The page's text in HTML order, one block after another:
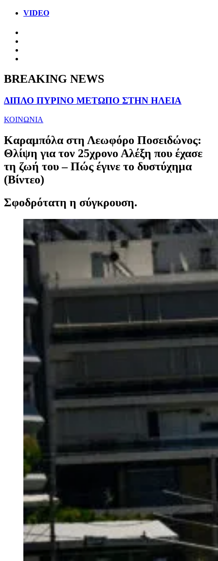
VIDEO
BREAKING NEWS
ΔΙΠΛΟ ΠΥΡΙΝΟ ΜΕΤΩΠΟ ΣΤΗΝ ΗΛΕΙΑ
ΚΟΙΝΩΝΙΑ
Καραμπόλα στη Λεωφόρο Ποσειδώνος:
Θλίψη για τον 25χρονο Αλέξη που έχασε
τη ζωή του – Πώς έγινε το δυστύχημα
(Βίντεο)
Σφοδρότατη η σύγκρουση.